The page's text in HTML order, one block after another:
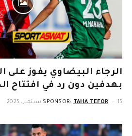
الرجاء البيضاوي يفوز على
بهدفين دون رد في افتتاح
SPONSOR: TAHA TEFOR 15 سبتمبر، 2025